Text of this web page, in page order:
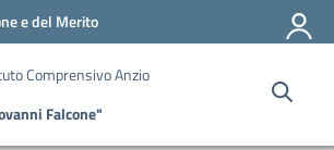
e del Merito
Comprensivo Anzio
Falcone"